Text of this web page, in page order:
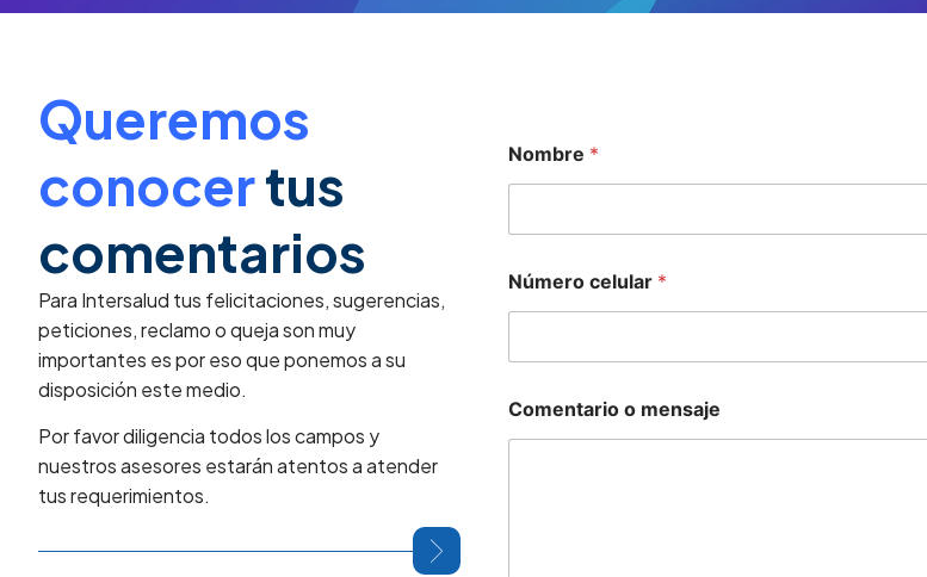
Queremos
conocertus
comentarios
Para Intersalud tus felicitaciones, sugerencias,
peticiones, reclamo o queja son muy
importantes es por eso que ponemos a su
disposición este medio.
Por favor diligencia todos los campos y
nuestros asesores estarán atentos a atender
tus requerimientos.
Nombre *
Número celular *
Comentario o mensaje